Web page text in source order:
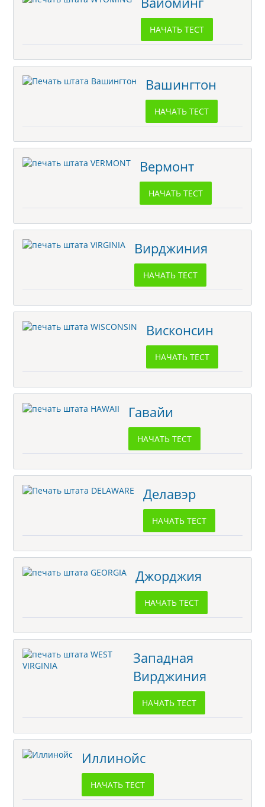
НАЧАТЬ ТЕСТ
Вашингтон
НАЧАТЬ ТЕСТ
Вермонт
НАЧАТЬ ТЕСТ
Вирджиния
НАЧАТЬ ТЕСТ
Висконсин
НАЧАТЬ ТЕСТ
Гавайи
НАЧАТЬ ТЕСТ
Делавэр
НАЧАТЬ ТЕСТ
Джорджия
НАЧАТЬ ТЕСТ
Западная
Вирджиния
НАЧАТЬ ТЕСТ
Иллинойс
НАЧАТЬ ТЕСТ